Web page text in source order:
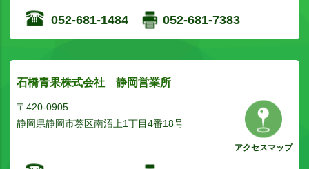
052-681-1484 052-681-7383
石橋青果株式会社 静岡営業所
〒420-0905
静岡県静岡市葵区南沼上1丁目4番18号
アクセスマップ